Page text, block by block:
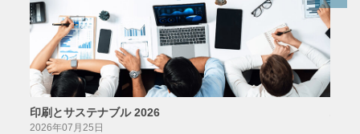
印刷とサステナブル 2026
2026年07月25日